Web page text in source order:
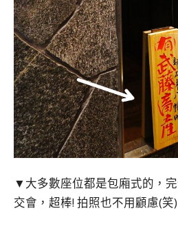
▼大多數座位都是包廂式的，
交會，超棒! 拍照也不用顧慮(笑)